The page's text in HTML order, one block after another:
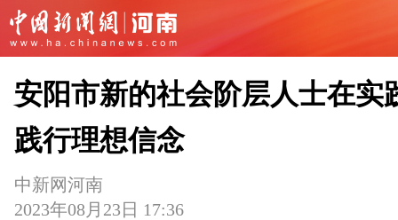
安阳市新的社会阶层人士在实
践行理想信念
中新网河南
2023年08月23日 17:36